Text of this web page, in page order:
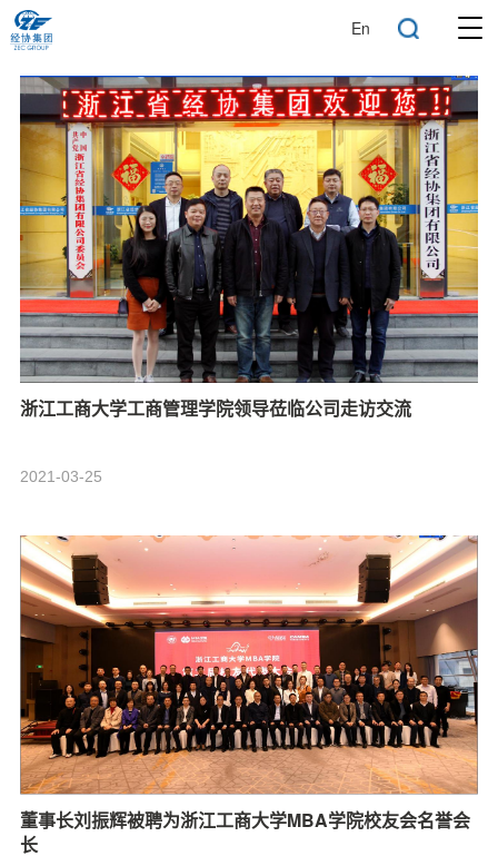
En
浙江工商大学工商管理学院领导莅临公司走访交流
2021-03-25
董事长刘振辉被聘为浙江工商大学MBA学院校友会名誉会
长